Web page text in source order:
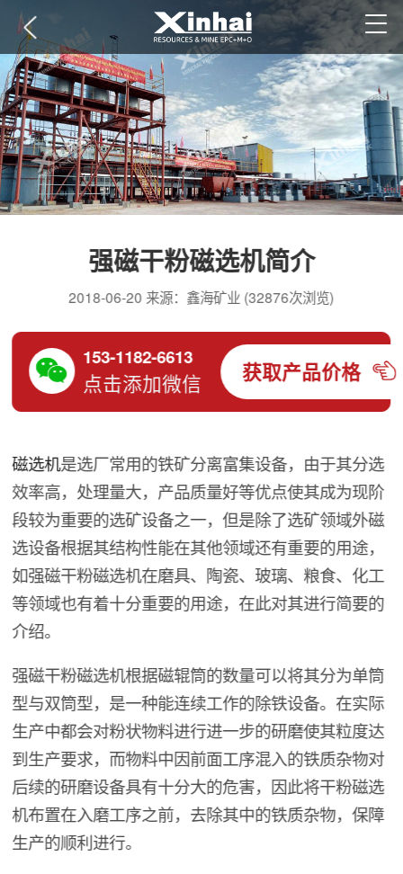
强磁干粉磁选机简介
2018-06-20 来源：鑫海矿业 (32876次浏览)
153-1182-6613
点击添加微信 获取产品价格
磁选机是选厂常用的铁矿分离富集设备，由于其分选
效率高，处理量大，产品质量好等优点使其成为现阶
段较为重要的选矿设备之一，但是除了选矿领域外磁
选设备根据其结构性能在其他领域还有重要的用途，
如强磁干粉磁选机在磨具、陶瓷、玻璃、粮食、化工
等领域也有着十分重要的用途，在此对其进行简要的
介绍。
强磁干粉磁选机根据磁辊筒的数量可以将其分为单筒
型与双筒型，是一种能连续工作的除铁设备。在实际
生产中都会对粉状物料进行进一步的研磨使其粒度达
到生产要求，而物料中因前面工序混入的铁质杂物对
后续的研磨设备具有十分大的危害，因此将干粉磁选
机布置在入磨工序之前，去除其中的铁质杂物，保障
生产的顺利进行。